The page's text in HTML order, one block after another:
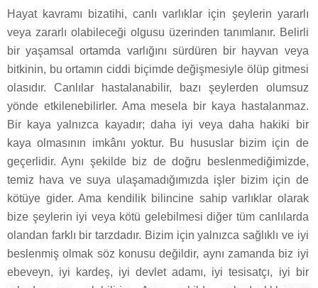
Hayat kavramı bizatihi, canlı varlıklar için şeylerin yararlı
veya zararlı olabileceği olgusu üzerinden tanımlanır. Belirli
bir yaşamsal ortamda varlığını sürdüren bir hayvan veya
bitkinin, bu ortamın ciddi biçimde değişmesiyle ölüp gitmesi
olasıdır. Canlılar hastalanabilir, bazı şeylerden olumsuz
yönde etkilenebilirler. Ama mesela bir kaya hastalanmaz.
Bir kaya yalnızca kayadır; daha iyi veya daha hakiki bir
kaya olmasının imkânı yoktur. Bu hususlar bizim için de
geçerlidir. Aynı şekilde biz de doğru beslenmediğimizde,
temiz hava ve suya ulaşamadığımızda işler bizim için de
kötüye gider. Ama kendilik bilincine sahip varlıklar olarak
bize şeylerin iyi veya kötü gelebilmesi diğer tüm canlılarda
olandan farklı bir tarzdadır. Bizim için yalnızca sağlıklı ve iyi
beslenmiş olmak söz konusu değildir, aynı zamanda biz iyi
ebeveyn, iyi kardeş, iyi devlet adamı, iyi tesisatçı, iyi bir